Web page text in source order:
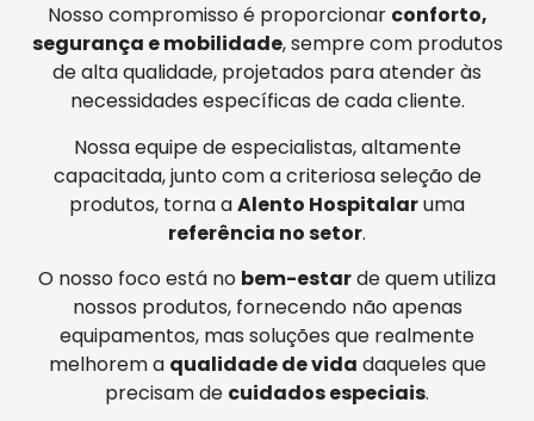
Nosso compromisso é proporcionar conforto,
segurança e mobilidade, sempre com produtos
de alta qualidade, projetados para atender às
necessidades específicas de cada cliente.
Nossa equipe de especialistas, altamente
capacitada, junto com a criteriosa seleção de
produtos, torna aAlento Hospitalaruma
referência no setor.
O nosso foco está no bem-estarde quem utiliza
nossos produtos, fornecendo não apenas
equipamentos, mas soluções que realmente
melhorem a qualidade de vida daqueles que
precisam de cuidados especiais.